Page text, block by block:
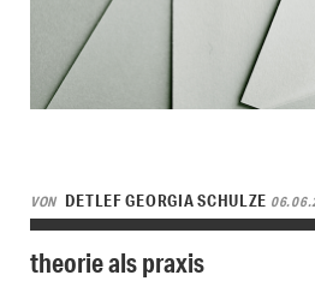
VON DETLEF GEORGIA SCHULZE
theorie als praxis